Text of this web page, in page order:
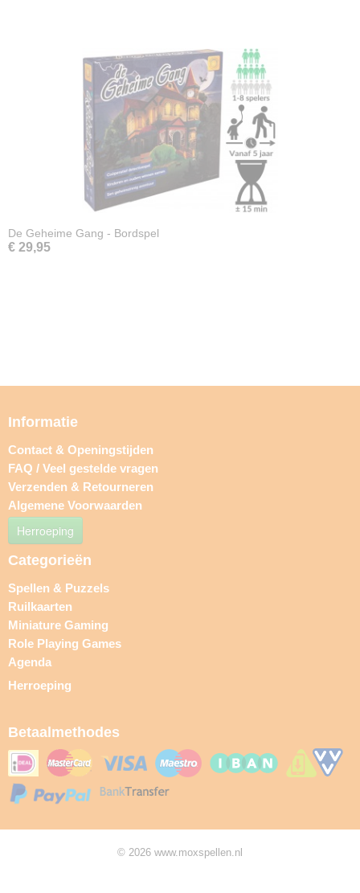
De Geheime Gang - Bordspel
€ 29,95
Informatie
Contact & Openingstijden
FAQ / Veel gestelde vragen
Verzenden & Retourneren
Algemene Voorwaarden
Herroeping
Categorieën
Spellen & Puzzels
Ruilkaarten
Miniature Gaming
Role Playing Games
Agenda
Herroeping
Betaalmethodes
© 2026 www.moxspellen.nl